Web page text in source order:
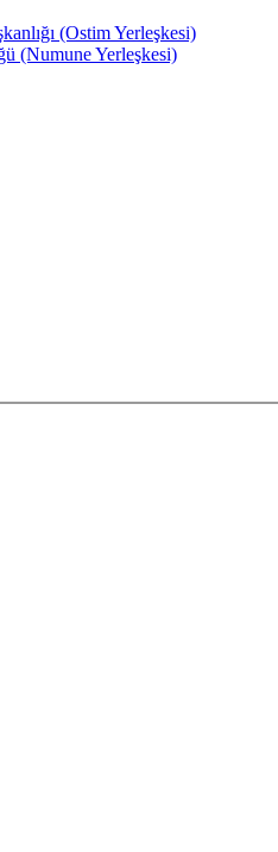
(Ostim Yerleşkesi)
(Numune Yerleşkesi)